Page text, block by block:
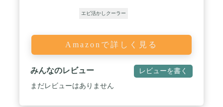
エビ活かしクーラー
Amazonで詳しく見る
みんなのレビュー レビューを書く
まだレビューはありません